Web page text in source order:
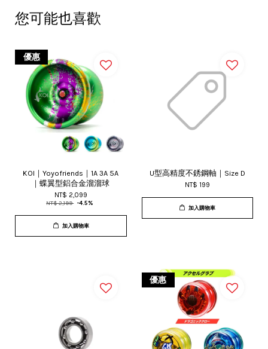
您可能也喜歡
優惠
KOI｜Yoyofriends｜1A 3A 5A
｜蝶翼型鋁合金溜溜球
NT$ 2,099
NT$ 2,199 -4.5%
加入購物車
U型高精度不銹鋼軸｜Size D
NT$ 199
加入購物車
優惠